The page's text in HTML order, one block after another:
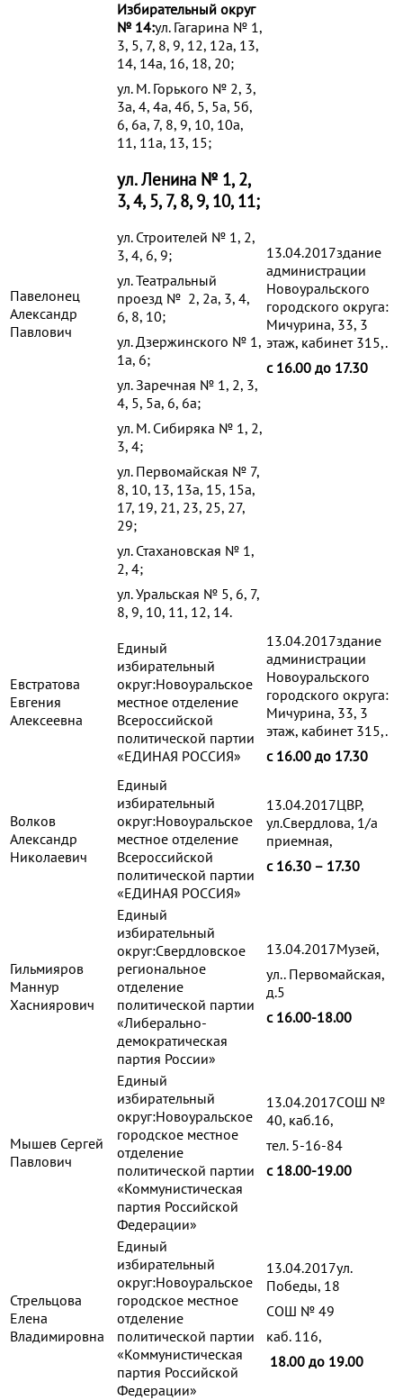
Павелонец
Александр
Павлович
Избирательный округ
№ 14:ул. Гагарина № 1,
3, 5, 7, 8, 9, 12, 12а, 13,
14, 14а, 16, 18, 20;
ул. М. Горького № 2, 3,
3а, 4, 4а, 4б, 5, 5а, 5б,
6, 6а, 7, 8, 9, 10, 10а,
11, 11а, 13, 15;
ул. Ленина № 1, 2,
3, 4, 5, 7, 8, 9, 10, 11;
ул. Строителей № 1, 2,
3, 4, 6, 9;
ул. Театральный
проезд № 2, 2а, 3, 4,
6, 8, 10;
ул. Дзержинского № 1,
1а, 6;
ул. Заречная № 1, 2, 3,
4, 5, 5а, 6, 6а;
ул. М. Сибиряка № 1, 2,
3, 4;
ул. Первомайская № 7,
8, 10, 13, 13а, 15, 15а,
17, 19, 21, 23, 25, 27,
29;
ул. Стахановская № 1,
2, 4;
ул. Уральская № 5, 6, 7,
8, 9, 10, 11, 12, 14.
13.04.2017здание
администрации
Новоуральского
городского округа:
Мичурина, 33, 3
этаж, кабинет 315,.
с 16.00 до 17.30
Евстратова
Евгения
Алексеевна
Единый
избирательный
округ:Новоуральское
местное отделение
Всероссийской
политической партии
«ЕДИНАЯ РОССИЯ»
13.04.2017здание
администрации
Новоуральского
городского округа:
Мичурина, 33, 3
этаж, кабинет 315,.
с 16.00 до 17.30
Волков
Александр
Николаевич
Единый
избирательный
округ:Новоуральское
местное отделение
Всероссийской
политической партии
«ЕДИНАЯ РОССИЯ»
13.04.2017ЦВР,
ул.Свердлова, 1/а
приемная,
с 16.30 – 17.30
Гильмияров
Маннур
Хасниярович
Единый
избирательный
округ:Свердловское
региональное
отделение
политической партии
«Либерально-
демократическая
партия России»
13.04.2017Музей,
ул.. Первомайская,
д.5
с 16.00-18.00
Мышев Сергей
Павлович
Единый
избирательный
округ:Новоуральское
городское местное
отделение
политической партии
«Коммунистическая
партия Российской
Федерации»
13.04.2017СОШ №
40, каб.16,
тел. 5-16-84
с 18.00-19.00
Стрельцова
Елена
Владимировна
Единый
избирательный
округ:Новоуральское
городское местное
отделение
политической партии
«Коммунистическая
партия Российской
Федерации»
13.04.2017ул.
Победы, 18
СОШ № 49
каб. 116,
18.00 до 19.00